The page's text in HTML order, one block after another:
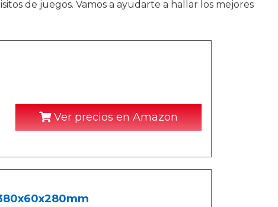
de juegos. Vamos a ayudarte a hallar los mejores
Ver precios en Amazon